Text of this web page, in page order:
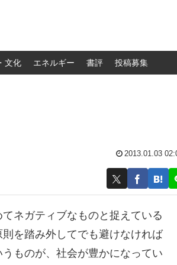
文化 エネルギー 書評 投稿募集
2013.01.03
ネガティブなものと捉えている
を踏み外してでも避けなければ
ものが、社会が豊かになってい